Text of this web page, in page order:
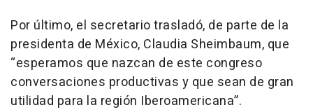
Por último, el secretario trasladó, de parte de la
presidenta de México, Claudia Sheimbaum, que
“esperamos que nazcan de este congreso
conversaciones productivas y que sean de gran
utilidad para la región Iberoamericana”.